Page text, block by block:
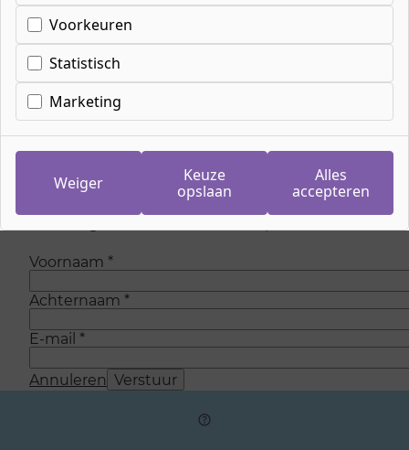
Inschrijven wachtlijst
meeloopdag
Doktersassistent
Op dit moment zijn is er geen plaats meer om
mee te lopen bij de opleiding. Maar wees
gerust, we voegen regelmatig nieuwe plaatsen
toe. Laat je gegevens achter en we sturen je
Voornaam *
Achternaam *
E-mail *
Annuleren Verstuur
Voorkeuren
Statistisch
Marketing
Weiger
Keuze
opslaan
Alles
accepteren